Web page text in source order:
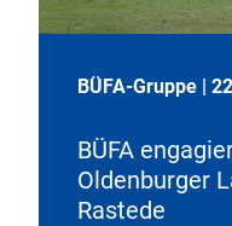
BÜFA-Gruppe |
BÜFA
Oldenburger
Rastede